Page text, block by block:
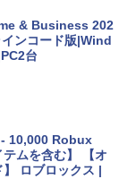
Air M5チップ搭載
：AIとApple Intell
Retinaディ
センターフレ
& Business 202
ンコード版|Wind
台
10,000 Robux
テムを含む】 【オ
ロブロックス |